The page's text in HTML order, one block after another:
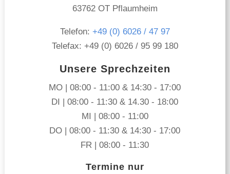
63762 OT Pflaumheim
Telefon: +49 (0) 6026 / 47 97
Telefax: +49 (0) 6026 / 95 99 180
Unsere Sprechzeiten
MO | 08:00 - 11:00 & 14:30 - 17:00
DI | 08:00 - 11:30 & 14.30 - 18:00
MI | 08:00 - 11:00
DO | 08:00 - 11:30 & 14:30 - 17:00
FR | 08:00 - 11:30
Termine nur